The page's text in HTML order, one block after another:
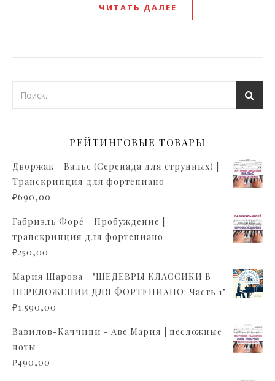
ЧИТАТЬ ДАЛЕЕ
РЕЙТИНГОВЫЕ ТОВАРЫ
Дворжак - Вальс (Серенада для струнных) |
Транскрипция для фортепиано
₽690,00
Габриэль Форé - Пробуждение |
транскрипция для фортепиано
₽250,00
Мария Шарова - "ШЕДЕВРЫ КЛАССИКИ В
ПЕРЕЛОЖЕНИИ ДЛЯ ФОРТЕПИАНО: Часть 1"
₽1.590,00
Вавилов-Каччини - Аве Мария | несложные
ноты
₽490,00